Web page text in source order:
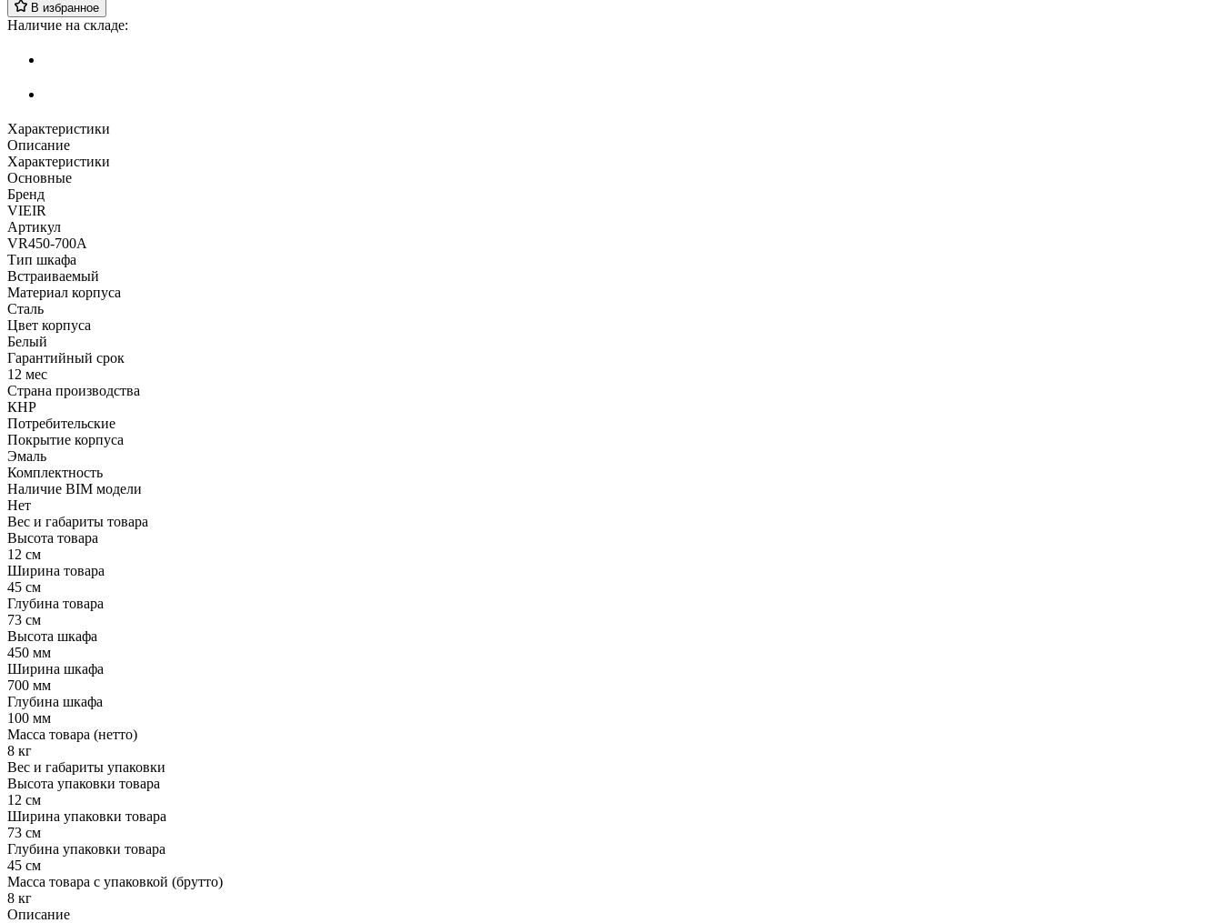
В избранное
Наличие на складе:
Характеристики
Описание
Характеристики
Основные
Бренд
VIEIR
Артикул
VR450-700A
Тип шкафа
Встраиваемый
Материал корпуса
Сталь
Цвет корпуса
Белый
Гарантийный срок
12 мес
Страна производства
КНР
Потребительские
Покрытие корпуса
Эмаль
Комплектность
Наличие BIM модели
Нет
Вес и габариты товара
Высота товара
12 см
Ширина товара
45 см
Глубина товара
73 см
Высота шкафа
450 мм
Ширина шкафа
700 мм
Глубина шкафа
100 мм
Масса товара (нетто)
8 кг
Вес и габариты упаковки
Высота упаковки товара
12 см
Ширина упаковки товара
73 см
Глубина упаковки товара
45 см
Масса товара с упаковкой (брутто)
8 кг
Описание